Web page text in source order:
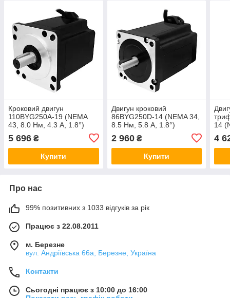
Кроковий двигун
110BYG250A-19 (NEMA
43, 8.0 Нм, 4.3 А, 1.8°)
5 696 ₴
Купити
Двигун кроковий
86BYG250D-14 (NEMA 34,
8.5 Нм, 5.8 А, 1.8°)
2 960₴
Купити
14
4
Про нас
99% позитивних з 1033 відгуків за рік
Працює з 22.08.2011
м. Березне
вул. Андріївська 66а, Березне, Україна
Контакти
Сьогодні працює з 10:00 до 16:00